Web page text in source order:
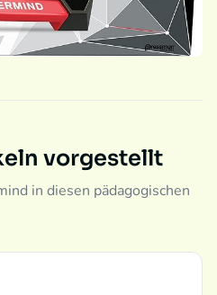
vorgestellt
in diesen pädagogischen